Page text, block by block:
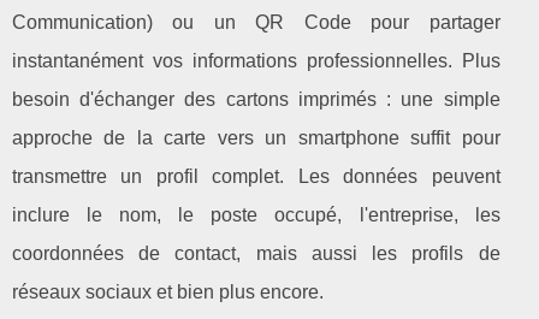
Communication) ou un QR Code pour partager
instantanément vos informations professionnelles. Plus
besoin d'échanger des cartons imprimés : une simple
approche de la carte vers un smartphone suffit pour
transmettre un profil complet. Les données peuvent
inclure le nom, le poste occupé, l'entreprise, les
coordonnées de contact, mais aussi les profils de
réseaux sociaux et bien plus encore.